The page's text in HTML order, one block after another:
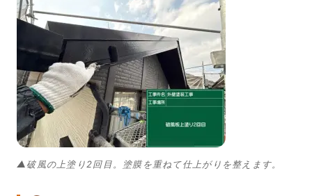
▲破風の上塗り2回目。塗膜を重ねて仕上がりを整えます。